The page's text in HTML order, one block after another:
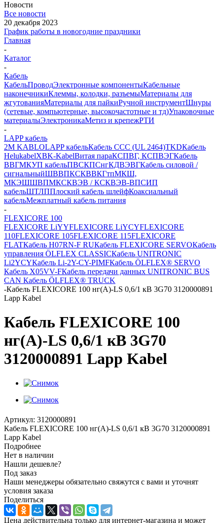
Новости
Все новости
20 декабря 2023
График работы в новогодние праздники
Главная
-
Каталог
-
Кабель
КабельПроводЭлектронные компонентыКабельные
наконечникиКлеммы, колодки, разъемыМатериалы для
жгутованияМатериалы для пайкиРучной инструментШнуры
(сетевые, компьютерные, высокочастотные и тд)Упаковочные
материалыЭлектроникаМетиз и крепежРТИ
-
LAPP кабель
2M KABLOLAPP кабельКабель CCC (UL 2464)TKDКабель
HelukabelXBK-KabelВитая параКСПВГ, КСПВЭГКабель
ВВГМКУП кабельПВСКПСнгКДВЭВГКабель силовой /
сигнальныйШВВПКСКВВКГтпМКШ,
МКЭШШВПМКСКВЭВ / КСКВЭВ-ВПСИП
кабельШТЛППлоский кабель шлейфКоаксиальный
кабельМежплатный кабель питания
-
FLEXICORE 100
FLEXICORE LiYYFLEXICORE LiYCYFLEXICORE
110FLEXICORE 105FLEXICORE 115FLEXICORE
FLATКабель H07RN-F RUКабель FLEXICORE SERVOКабель
управления ÖLFLEX CLASSICКабель UNITRONIC
Li2YCYКабель Li-2Y-CY-PIMFКабель ÖLFLEX® SERVO
Кабель X05VV-FКабель передачи данных UNITRONIC BUS
CAN Кабель ÖLFLEX® TRUCK
-Кабель FLEXICORE 100 нг(А)-LS 0,6/1 кВ 3G70 3120000891
Lapp Kabel
Кабель FLEXICORE 100
нг(А)-LS 0,6/1 кВ 3G70
3120000891 Lapp Kabel
Артикул: 3120000891
Кабель FLEXICORE 100 нг(А)-LS 0,6/1 кВ 3G70 3120000891
Lapp Kabel
Подробнее
Нет в наличии
Нашли дешевле?
Под заказ
Наши менеджеры обязательно свяжутся с вами и уточнят
условия заказа
Поделиться
Цена действительна только для интернет-магазина и может